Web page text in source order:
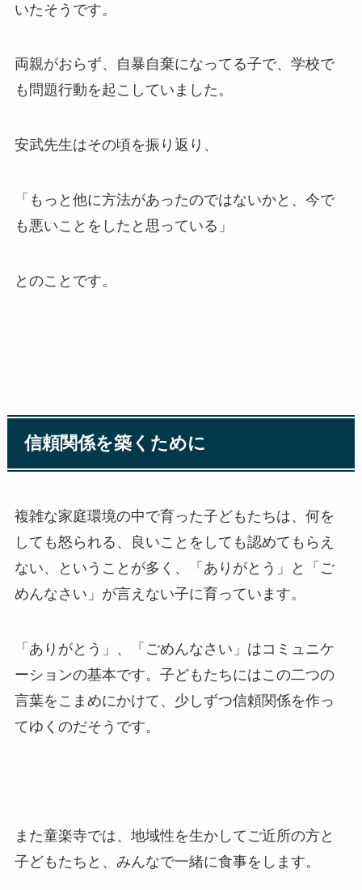
いたそうです。
両親がおらず、自暴自棄になってる子で、学校で
も問題行動を起こしていました。
安武先生はその頃を振り返り、
「もっと他に方法があったのではないかと、今で
も悪いことをしたと思っている」
とのことです。
信頼関係を築くために
複雑な家庭環境の中で育った子どもたちは、何を
しても怒られる、良いことをしても認めてもらえ
ない、ということが多く、「ありがとう」と「ご
めんなさい」が言えない子に育っています。
「ありがとう」、「ごめんなさい」はコミュニケ
ーションの基本です。子どもたちにはこの二つの
言葉をこまめにかけて、少しずつ信頼関係を作っ
てゆくのだそうです。
また童楽寺では、地域性を生かしてご近所の方と
子どもたちと、みんなで一緒に食事をします。